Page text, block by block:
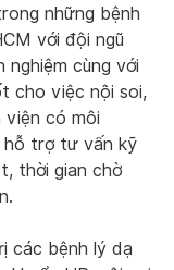
những bệnh
với đội ngũ
nghiệm cùng với
cho việc nội soi,
viện có môi
hỗ trợ tư vấn kỹ
thời gian chờ
các bệnh lý dạ